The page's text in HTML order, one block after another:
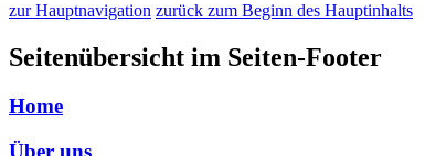
zur Hauptnavigation zurück zum Beginn des Hauptinhalts
Seitenübersicht im Seiten-Footer
Home
Über uns